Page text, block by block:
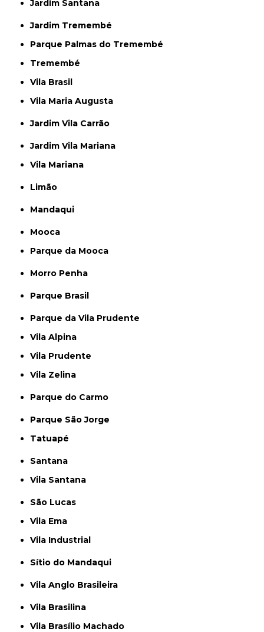
Jardim Santana
Jardim Tremembé
Parque Palmas do Tremembé
Tremembé
Vila Brasil
Vila Maria Augusta
Jardim Vila Carrão
Jardim Vila Mariana
Vila Mariana
Limão
Mandaqui
Mooca
Parque da Mooca
Morro Penha
Parque Brasil
Parque da Vila Prudente
Vila Alpina
Vila Prudente
Vila Zelina
Parque do Carmo
Parque São Jorge
Tatuapé
Santana
Vila Santana
São Lucas
Vila Ema
Vila Industrial
Sítio do Mandaqui
Vila Anglo Brasileira
Vila Brasilina
Vila Brasílio Machado